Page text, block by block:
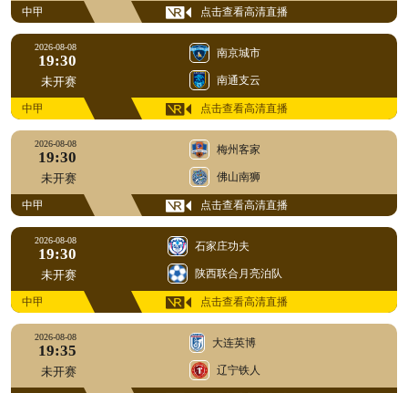
中甲 点击查看高清直播
2026-08-08
19:30
未开赛
南京城市
南通支云
中甲 点击查看高清直播
2026-08-08
19:30
未开赛
梅州客家
佛山南狮
中甲 点击查看高清直播
2026-08-08
19:30
未开赛
石家庄功夫
陕西联合月亮泊队
中甲 点击查看高清直播
2026-08-08
19:35
未开赛
大连英博
辽宁铁人